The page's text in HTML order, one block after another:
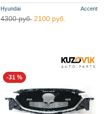
Hyundai Accent
4300 руб. 2100 руб.
-31 %